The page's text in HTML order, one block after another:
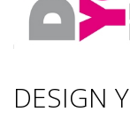
DESIGN